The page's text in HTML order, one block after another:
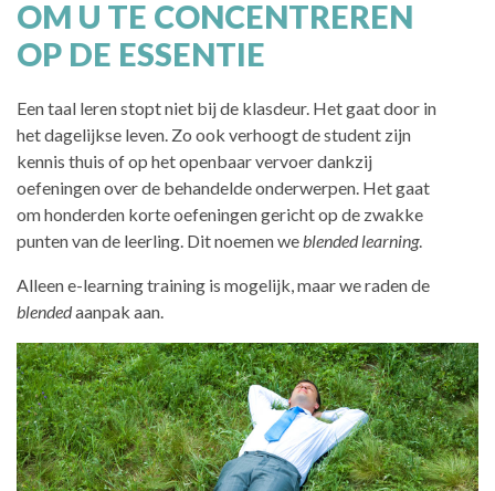
OM U TE CONCENTREREN
OP DE ESSENTIE
Een taal leren stopt niet bij de klasdeur. Het gaat door in
het dagelijkse leven. Zo ook verhoogt de student zijn
kennis thuis of op het openbaar vervoer dankzij
oefeningen over de behandelde onderwerpen. Het gaat
om honderden korte oefeningen gericht op de zwakke
punten van de leerling. Dit noemen weblended learning.
Alleen e-learning training is mogelijk, maar we raden de
blendedaanpak aan.